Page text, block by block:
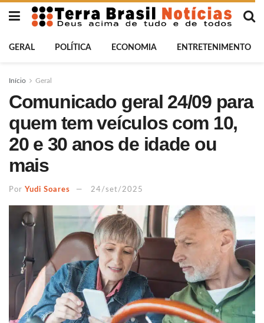
GERAL POLÍTICA ECONOMIA ENTRETENIMENTO
Início Geral
Comunicado geral 24/09 para
quem tem veículos com 10,
20 e 30 anos de idade ou
mais
Por Yudi Soares 24/set/2025